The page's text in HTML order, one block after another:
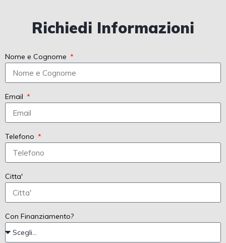
Richiedi Informazioni
Nome e Cognome
Email
Telefono
Citta'
Con Finanziamento?